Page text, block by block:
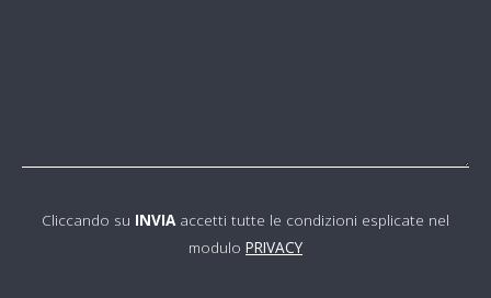
Cliccando su INVIAaccetti tutte le condizioni esplicate nel
modulo PRIVACY